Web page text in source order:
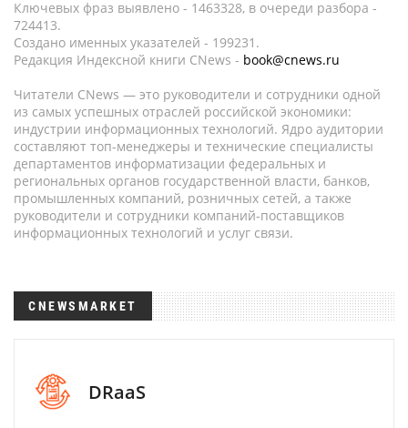
Ключевых фраз выявлено - 1463328, в очереди разбора -
724413.
Создано именных указателей - 199231.
Редакция Индексной книги CNews - book@cnews.ru
Читатели CNews — это руководители и сотрудники одной
из самых успешных отраслей российской экономики:
индустрии информационных технологий. Ядро аудитории
составляют топ-менеджеры и технические специалисты
департаментов информатизации федеральных и
региональных органов государственной власти, банков,
промышленных компаний, розничных сетей, а также
руководители и сотрудники компаний-поставщиков
информационных технологий и услуг связи.
CNEWSMARKET
DRaaS